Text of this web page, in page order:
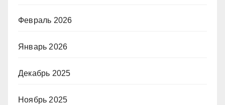
Февраль 2026
Январь 2026
Декабрь 2025
Ноябрь 2025